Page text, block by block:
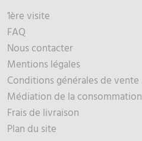
1ère visite
FAQ
Nous contacter
Mentions légales
Conditions générales de vente
Médiation de la consommation
Frais de livraison
Plan du site